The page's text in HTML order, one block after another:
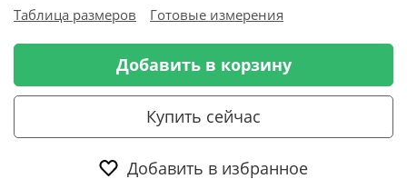
Таблица размеров Готовые измерения
Добавить в корзину
Купить сейчас
Добавить в избранное